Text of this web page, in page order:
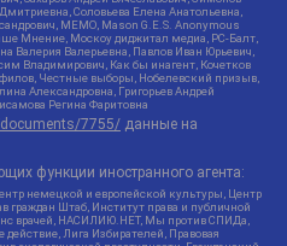
Соловьева Елена Анатольевна,
МЕМО, Mason G.E.S. Anonymous
Мнение, Москоу диджитал медиа, РС-Балт,
Валерия Валерьевна, Павлов Иван Юрьевич,
Владимирович, Как бы инагент, Кочетков
Честные выборы, Нобелевский призыв,
Александровна, Григорьев Андрей
Регина Фаритовна
7755/ данные на
функции иностранного агента:
немецкой и европейской культуры, Центр
граждан Штаб, Институт права и публичной
врачей, НАСИЛИЮ.НЕТ, Мы против СПИДа,
Лига Избирателей, Правовая